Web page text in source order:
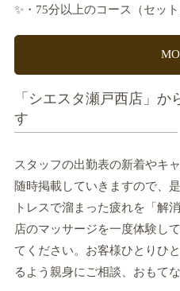
✨・75分以上のコース（セッ
「シエスタ瀬戸西店」
す
スタッフの出勤表の新着やキ
随時掲載していきますので、
トレスで溜まった疲れを「解
店のマッサージを一度体験し
てください。お客様ひとりひ
るよう親身にご相談、おもて